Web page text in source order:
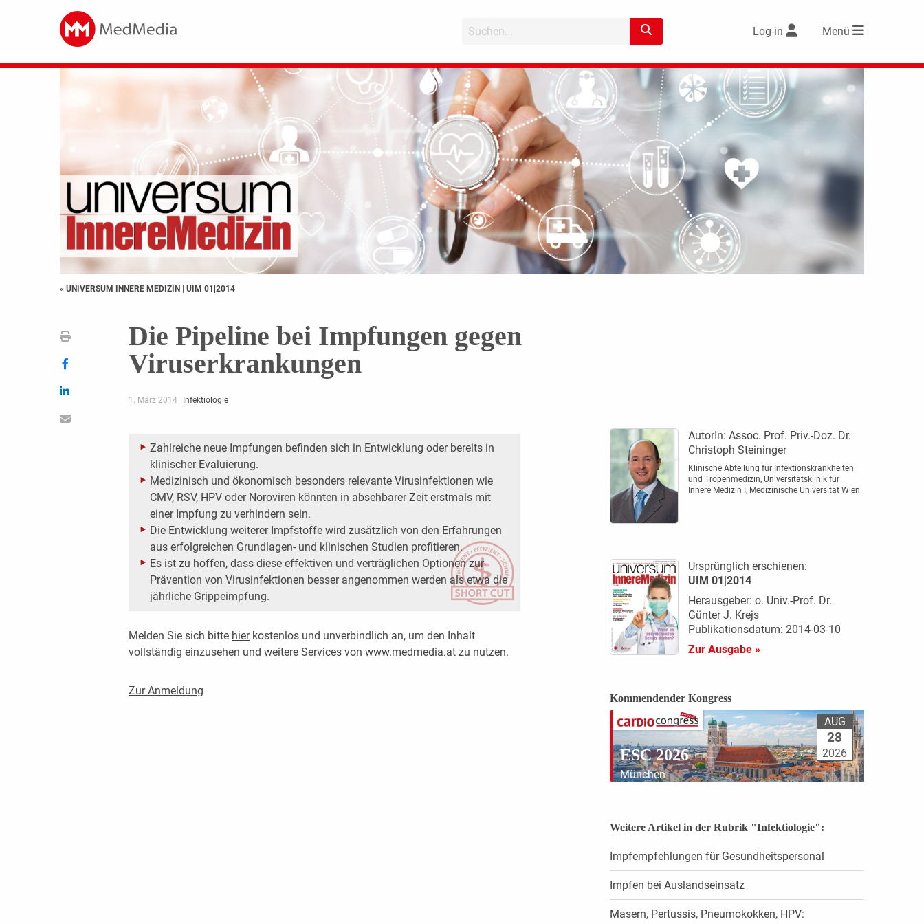
Log-in Menü
« UNIVERSUM INNERE MEDIZIN | UIM 01|2014
Die Pipeline bei Impfungen gegen
Viruserkrankungen
1. März 2014 Infektiologie
Zahlreiche neue Impfungen befinden sich in Entwicklung oder bereits in
klinischer Evaluierung.
Medizinisch und ökonomisch besonders relevante Virusinfektionen wie
CMV, RSV, HPV oder Noroviren könnten in absehbarer Zeit erstmals mit
einer Impfung zu verhindern sein.
Die Entwicklung weiterer Impfstoffe wird zusätzlich von den Erfahrungen
aus erfolgreichen Grundlagen- und klinischen Studien profitieren.
Es ist zu hoffen, dass diese effektiven und verträglichen Optionen zur
Prävention von Virusinfektionen besser angenommen werden als etwa die
jährliche Grippeimpfung.
Melden Sie sich bitte hierkostenlos und unverbindlich an, um den Inhalt
vollständig einzusehen und weitere Services von www.medmedia.at zu nutzen.
Zur Anmeldung
AutorIn: Assoc. Prof. Priv.-Doz. Dr.
Christoph Steininger
Klinische Abteilung für Infektionskrankheiten
und Tropenmedizin, Universitätsklinik für
Innere Medizin I, Medizinische Universität Wien
Ursprünglich erschienen:
UIM 01|2014
Herausgeber: o. Univ.-Prof. Dr.
Günter J. Krejs
Publikationsdatum: 2014-03-10
Zur Ausgabe »
Kommendender Kongress
ESC 2026
München
AUG
28
2026
Weitere Artikel in der Rubrik "Infektiologie":
Impfempfehlungen für Gesundheitspersonal
Impfen bei Auslandseinsatz
Masern, Pertussis, Pneumokokken, HPV: